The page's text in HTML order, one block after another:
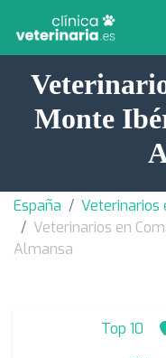
Monte
España
Veterinarios
Veterinarios en
Almansa
Top 10